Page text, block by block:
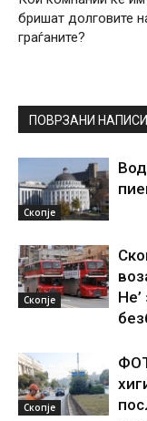
бришат долговите
граѓаните?
ПОВРЗАНИ НАПИСИ
Скопје
Скопје
Скопје